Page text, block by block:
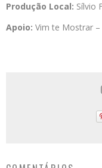
Produção Local: Sílvio
Apoio: Vim te Mostrar –